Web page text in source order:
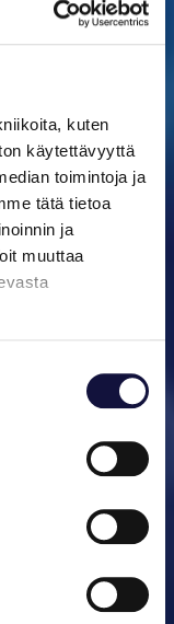
kuten
käytettävyyttä
toimintoja ja
tätä tietoa
ja
muuttaa